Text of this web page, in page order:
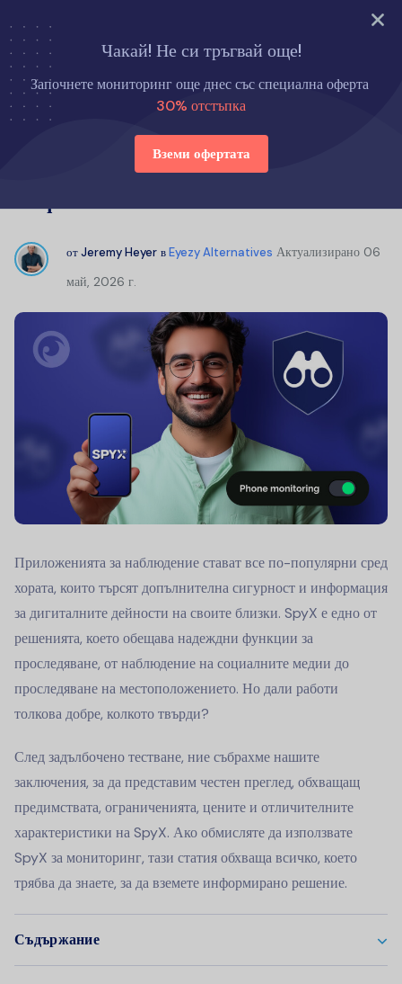
Опитайте сега
Чакай! Не си тръгвай още!
Започнете мониторинг още днес със специална оферта
30% отстъпка
Вземи офертата
Начало
Eyezy Алтернативи
Преглед на SpyX: Как действа SpyX и ефективен ли е?
Преглед на SpyX: Как действа SpyX
отJeremy Heyer вEyezy Alternatives Актуализирано 06
май, 2026 г.
Приложенията за наблюдение стават все по-популярни сред
хората, които търсят допълнителна сигурност и информация
за дигиталните дейности на своите близки. SpyX е едно от
решенията, което обещава надеждни функции за
проследяване, от наблюдение на социалните медии до
проследяване на местоположението. Но дали работи
толкова добре, колкото твърди?
След задълбочено тестване, ние събрахме нашите
заключения, за да представим честен преглед, обхващащ
предимствата, ограниченията, цените и отличителните
характеристики на SpyX. Ако обмисляте да използвате
SpyX за мониторинг, тази статия обхваща всичко, което
трябва да знаете, за да вземете информирано решение.
Съдържание